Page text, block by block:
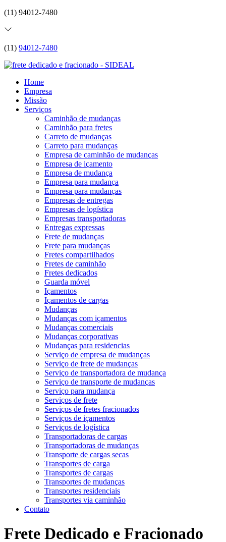
(11) 94012-7480
(11) 94012-7480
Home
Empresa
Missão
Serviços
Caminhão de mudanças
Caminhão para fretes
Carreto de mudanças
Carreto para mudanças
Empresa de caminhão de mudanças
Empresa de içamento
Empresa de mudança
Empresa para mudança
Empresa para mudanças
Empresas de entregas
Empresas de logística
Empresas transportadoras
Entregas expressas
Frete de mudanças
Frete para mudanças
Fretes compartilhados
Fretes de caminhão
Fretes dedicados
Guarda móvel
Içamentos
Içamentos de cargas
Mudanças
Mudanças com içamentos
Mudanças comerciais
Mudanças corporativas
Mudanças para residencias
Serviço de empresa de mudanças
Serviço de frete de mudanças
Serviço de transportadora de mudança
Serviço de transporte de mudanças
Serviço para mudança
Serviços de frete
Serviços de fretes fracionados
Serviços de içamentos
Serviços de logística
Transportadoras de cargas
Transportadoras de mudanças
Transporte de cargas secas
Transportes de carga
Transportes de cargas
Transportes de mudanças
Transportes residenciais
Transportes via caminhão
Contato
Frete Dedicado e Fracionado